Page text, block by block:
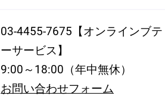
03-4455-7675【オンラインブ
ーサービス】
9:00～18:00（年中無休）
お問い合わせフォーム